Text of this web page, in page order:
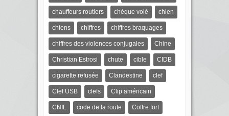
chauffeurs routiers chèque volé chien
chiens chiffres chiffres braquages
chiffres des violences conjugales Chine
Christian Estrosi chute cible CIDB
cigarette refusée Clandestine clef
Clef USB clefs Clip américain
CNIL code de la route Coffre fort